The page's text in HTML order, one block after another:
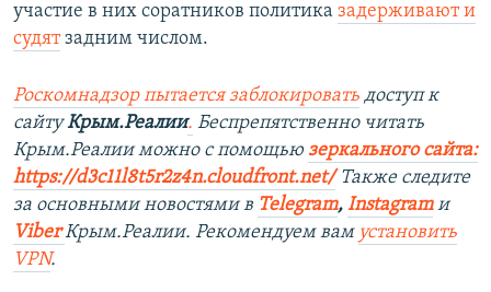
участие в них соратников политика задерживают и
судятзадним числом.
Роскомнадзор пытается заблокировать доступ к
сайтуКрым.Реалии. Беспрепятственно читать
Крым.Реалии можно с помощью зеркального сайта:
https://d3c11l8t5r2z4n.cloudfront.net/Также следите
за основными новостями в Telegram, Instagramи
ViberКрым.Реалии. Рекомендуем вам установить
VPN.